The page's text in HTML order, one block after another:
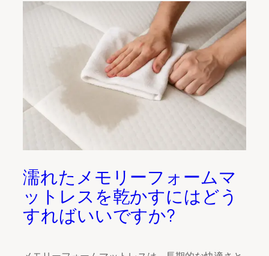
濡れたメモリーフォームマ
ットレスを乾かすにはどう
すればいいですか?